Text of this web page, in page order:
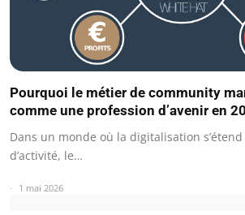
Pourquoi le métier de community
comme une profession d’avenir en
Dans un monde où la digitalisation
d’activité, le…
1 mai 2026